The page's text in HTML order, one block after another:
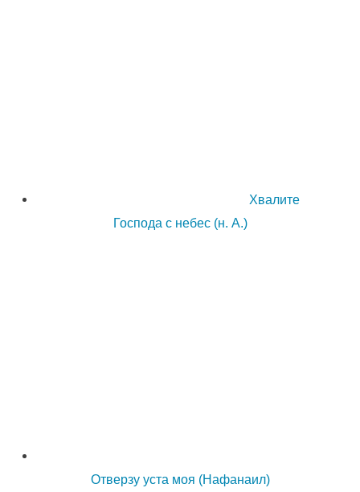
Хвалите
Господа с небес (н. А.)
Отверзу уста моя (Нафанаил)